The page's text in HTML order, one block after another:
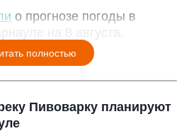
о прогнозе погоды в
на 8 августа.
полностью
Пивоварку планируют